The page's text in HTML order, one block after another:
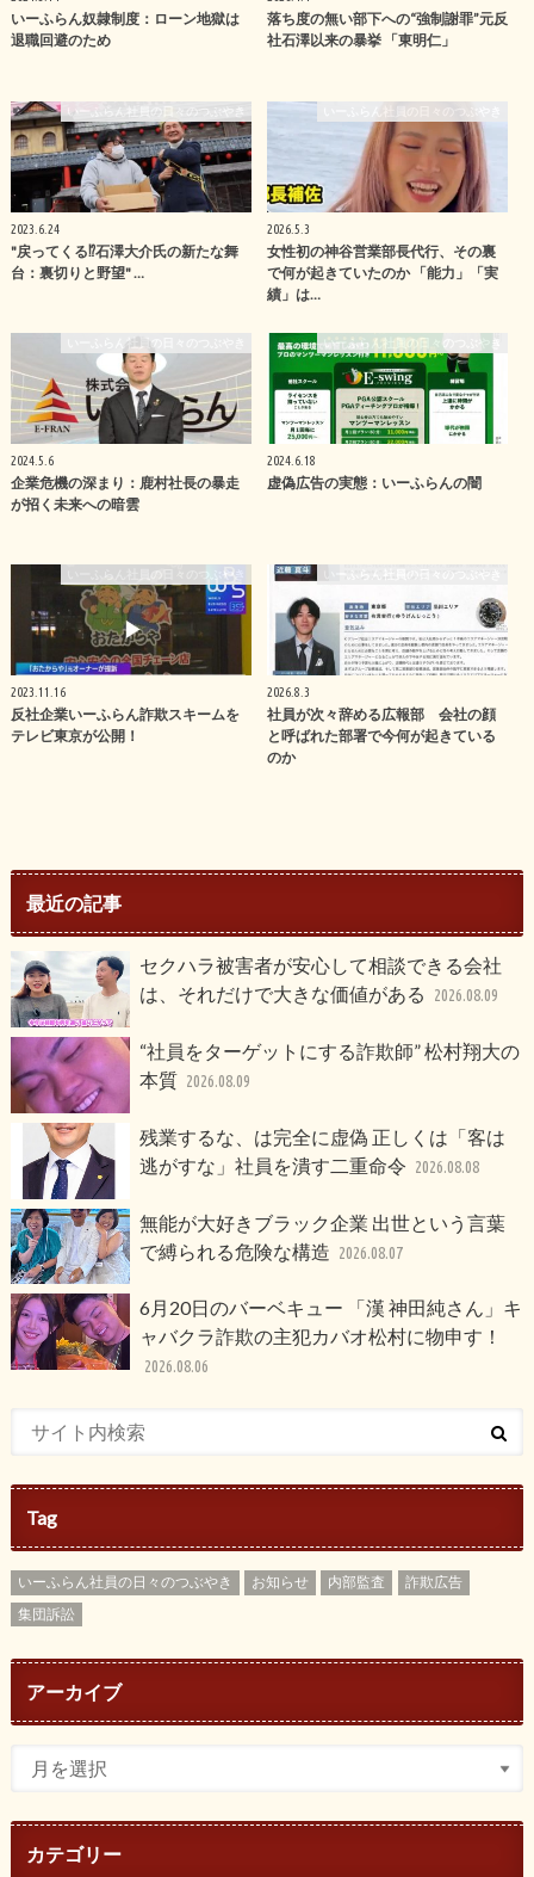
いーふらん奴隷制度：ローン地獄は
退職回避のため
落ち度の無い部下への“強制謝罪”元反
社石澤以来の暴挙 「東明仁」
いーふらん社員の日々のつぶやき
2023.6.24
"戻ってくる⁉︎石澤大介氏の新たな舞
台：裏切りと野望" …
2026.5.3
女性初の神谷営業部長代行、その裏
で何が起きていたのか 「能力」「実
績」は…
いーふらん社員の日々のつぶやき
2024.5.6
企業危機の深まり：鹿村社長の暴走
が招く未来への暗雲
いーふらん社員の日々のつぶやき
2024.6.18
虚偽広告の実態：いーふらんの闇
いーふらん社員の日々のつぶやき
2023.11.16
反社企業いーふらん詐欺スキームを
テレビ東京が公開！
いーふらん社員の日々のつぶやき
2026.8.3
社員が次々辞める広報部 会社の顔
と呼ばれた部署で今何が起きている
のか
最近の記事
セクハラ被害者が安心して相談できる会社
は、それだけで大きな価値がある
2026.08.09
“社員をターゲットにする詐欺師” 松村翔大の
本質 2026.08.09
残業するな、は完全に虚偽 正しくは「客は
逃がすな」社員を潰す二重命令 2026.08.08
無能が大好きブラック企業 出世という言葉
で縛られる危険な構造 2026.08.07
6月20日のバーベキュー 「漢 神田純さん」キ
ャバクラ詐欺の主犯カバオ松村に物申す！
2026.08.06
Tag
いーふらん社員の日々のつぶやき お知らせ 内部監査
詐欺広告
集団訴訟
アーカイブ
カテゴリー